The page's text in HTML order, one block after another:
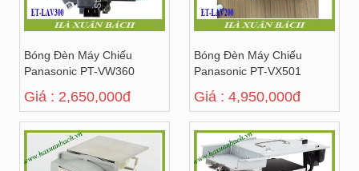
Bóng Đèn Máy Chiếu
Panasonic PT-VW360
Giá : 2,650,000đ
Bóng Đèn Máy Chiếu
Panasonic PT-VX501
Giá : 4,950,000đ